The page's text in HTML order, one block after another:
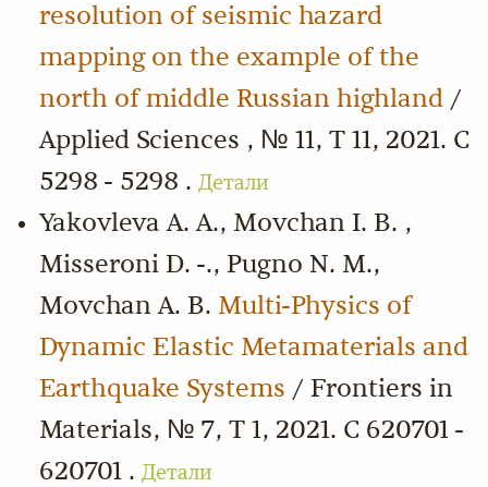
resolution of seismic hazard
mapping on the example of the
north of middle Russian highland /
Applied Sciences , № 11, Т 11, 2021. С
5298 - 5298 . Детали
Yakovleva A. A., Movchan I. B. ,
Misseroni D. -., Pugno N. M.,
Movchan A. B. Multi-Physics of
Dynamic Elastic Metamaterials and
Earthquake Systems / Frontiers in
Materials, № 7, Т 1, 2021. С 620701 -
620701 . Детали